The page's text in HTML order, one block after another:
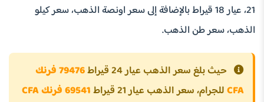
21، عيار 18 قيراط بالإضافة إلى سعر اونصة الذهب، سعر كيلو
الذهب، سعر طن الذهب.
حيث بلغ سعر الذهب عيار 24 قيراط
79476 فرنك
CFAللجرام، سعر الذهب عيار 21 قيراط
69541 فرنك CFA